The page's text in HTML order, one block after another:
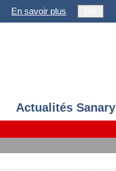
En savoir plus
Actualités Sanary